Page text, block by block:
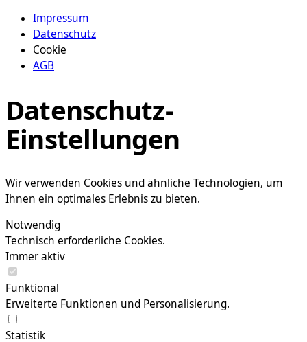
Impressum
Datenschutz
Cookie
AGB
Datenschutz-
Einstellungen
Wir verwenden Cookies und ähnliche Technologien, um
Ihnen ein optimales Erlebnis zu bieten.
Notwendig
Technisch erforderliche Cookies.
Immer aktiv
Funktional
Erweiterte Funktionen und Personalisierung.
Statistik